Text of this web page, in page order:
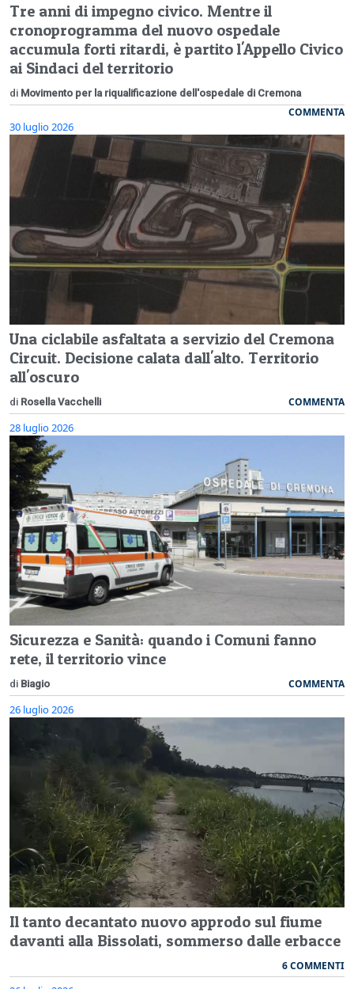
Tre anni di impegno civico. Mentre il
cronoprogramma del nuovo ospedale
accumula forti ritardi, è partito l'Appello Civico
ai Sindaci del territorio
di Movimento per la riqualificazione dell'ospedale di Cremona
COMMENTA
30 luglio 2026
Una ciclabile asfaltata a servizio del Cremona
Circuit. Decisione calata dall'alto. Territorio
all'oscuro
di Rosella Vacchelli COMMENTA
28 luglio 2026
Sicurezza e Sanità: quando i Comuni fanno
rete, il territorio vince
di Biagio COMMENTA
26 luglio 2026
Il tanto decantato nuovo approdo sul fiume
davanti alla Bissolati, sommerso dalle erbacce
6 COMMENTI